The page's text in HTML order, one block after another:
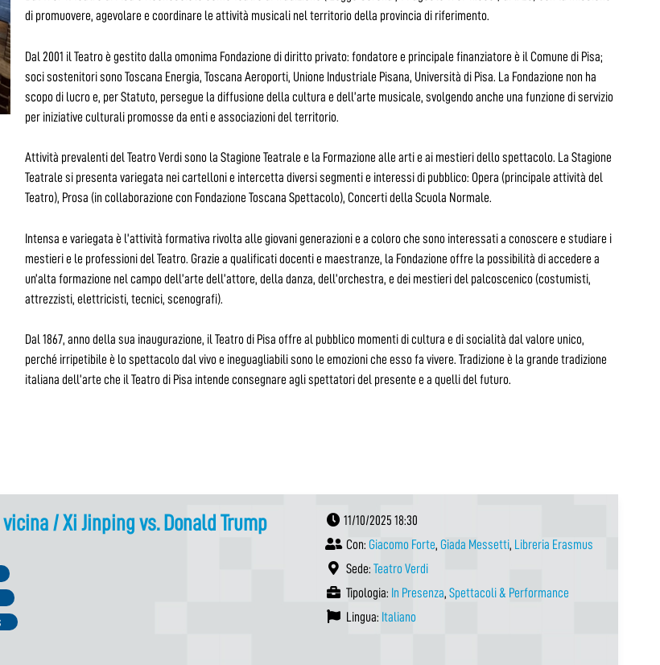
di promuovere, agevolare e coordinare le attività musicali nel territorio della provincia di riferimento.
Dal 2001 il Teatro è gestito dalla omonima Fondazione di diritto privato: fondatore e principale finanziatore è il Comune di Pisa;
soci sostenitori sono Toscana Energia, Toscana Aeroporti, Unione Industriale Pisana, Università di Pisa. La Fondazione non ha
scopo di lucro e, per Statuto, persegue la diffusione della cultura e dell’arte musicale, svolgendo anche una funzione di servizio
per iniziative culturali promosse da enti e associazioni del territorio.
Attività prevalenti del Teatro Verdi sono la Stagione Teatrale e la Formazione alle arti e ai mestieri dello spettacolo. La Stagione
Teatrale si presenta variegata nei cartelloni e intercetta diversi segmenti e interessi di pubblico: Opera (principale attività del
Teatro), Prosa (in collaborazione con Fondazione Toscana Spettacolo), Concerti della Scuola Normale.
Intensa e variegata è l’attività formativa rivolta alle giovani generazioni e a coloro che sono interessati a conoscere e studiare i
mestieri e le professioni del Teatro. Grazie a qualificati docenti e maestranze, la Fondazione offre la possibilità di accedere a
un’alta formazione nel campo dell’arte dell’attore, della danza, dell’orchestra, e dei mestieri del palcoscenico (costumisti,
attrezzisti, elettricisti, tecnici, scenografi).
Dal 1867, anno della sua inaugurazione, il Teatro di Pisa offre al pubblico momenti di cultura e di socialità dal valore unico,
perché irripetibile è lo spettacolo dal vivo e ineguagliabili sono le emozioni che esso fa vivere. Tradizione è la grande tradizione
italiana dell’arte che il Teatro di Pisa intende consegnare agli spettatori del presente e a quelli del futuro.
vicina / Xi Jinping vs. Donald Trump
11/10/2025 18:30
Con: Giacomo Forte, Giada Messetti, Libreria Erasmus
Sede: Teatro Verdi
Tipologia: In Presenza, Spettacoli & Performance
Lingua: Italiano